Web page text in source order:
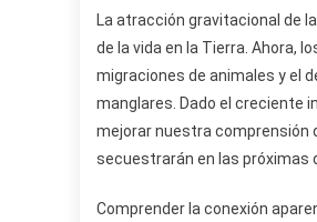
La atracción gravitacional de
de la vida en la Tierra. Ahora,
migraciones de animales y el
manglares. Dado el creciente
mejorar nuestra comprensión
secuestrarán en las próximas
Comprender la conexión